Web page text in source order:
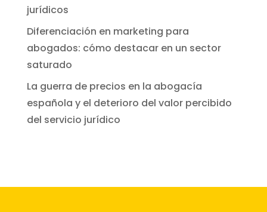
jurídicos
Diferenciación en marketing para
abogados: cómo destacar en un sector
saturado
La guerra de precios en la abogacía
española y el deterioro del valor percibido
del servicio jurídico